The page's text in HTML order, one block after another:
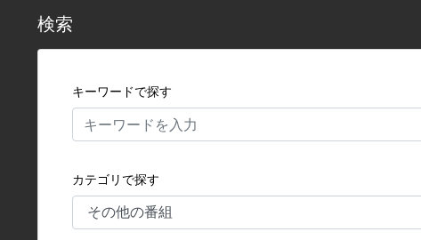
検索
キーワードで探す
カテゴリで探す